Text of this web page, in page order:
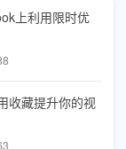
上利用限时优
收藏提升你的视